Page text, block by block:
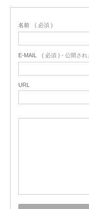
名前 ( 必須 )
E-MAIL ( 必須 ) - 公開され
URL